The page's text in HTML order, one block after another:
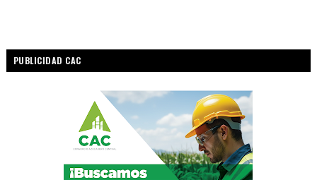
PUBLICIDAD CAC